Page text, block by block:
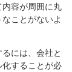
内容が周囲に丸
ことがないよ
には、会社と
化することが必